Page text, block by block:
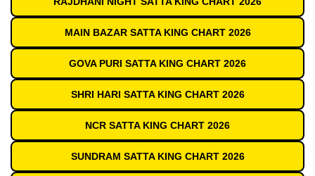
MAIN BAZAR SATTA KING CHART 2026
GOVA PURI SATTA KING CHART 2026
SHRI HARI SATTA KING CHART 2026
NCR SATTA KING CHART 2026
SUNDRAM SATTA KING CHART 2026